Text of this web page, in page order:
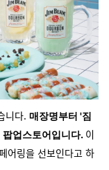
니다. 매장명부터 '짐
팝업스토어입니다. 이
어링을 선보인다고 하